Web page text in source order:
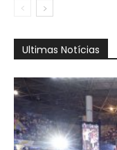
Ultimas Notícias